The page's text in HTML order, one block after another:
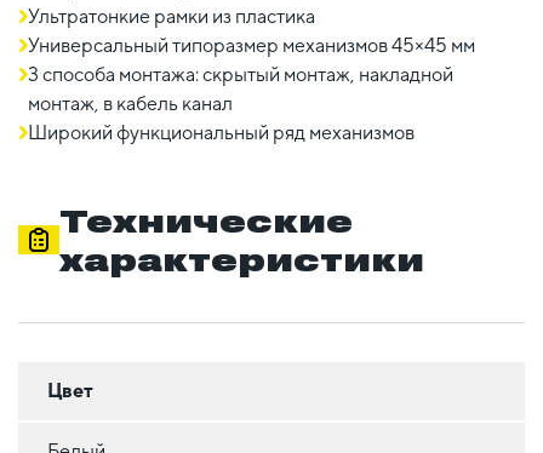
Ультратонкие рамки из пластика
Универсальный типоразмер механизмов 45×45 мм
3 способа монтажа: скрытый монтаж, накладной
монтаж, в кабель канал
Широкий функциональный ряд механизмов
Технические
характеристики
Цвет